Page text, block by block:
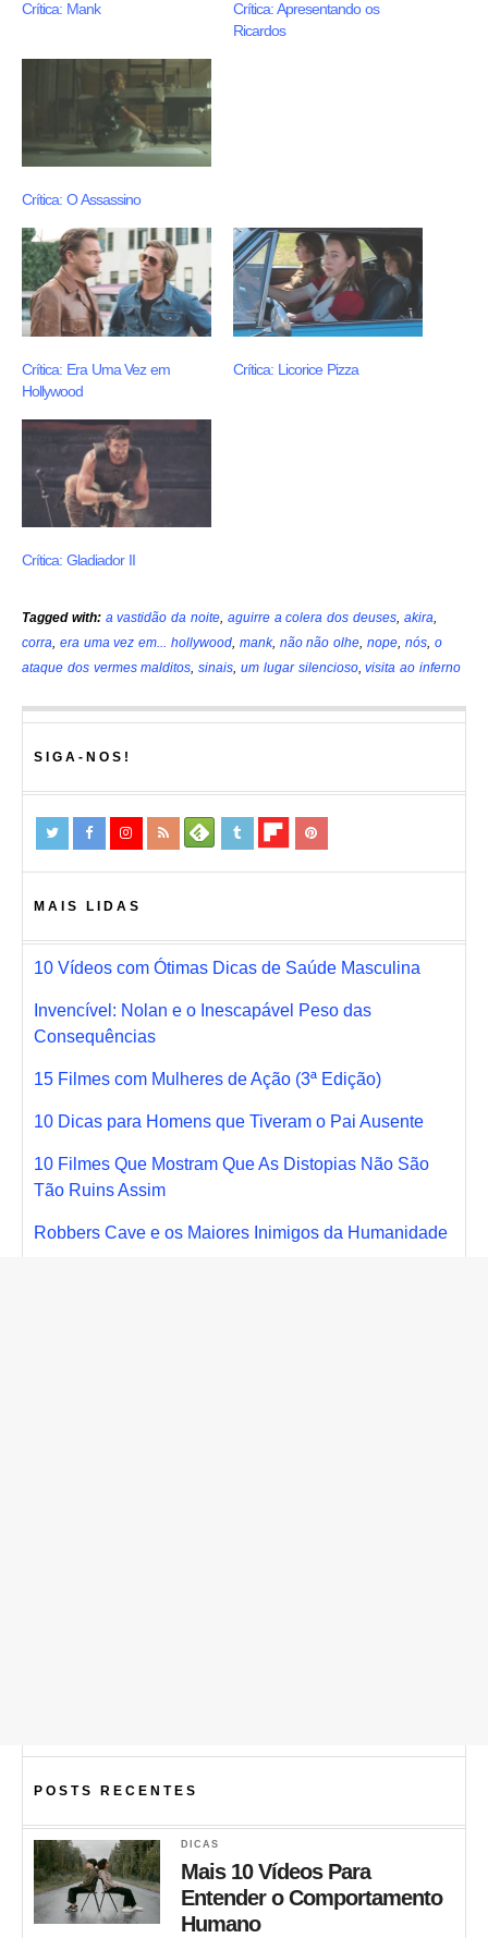
Crítica: Mank
Crítica: Apresentando os
Ricardos
Crítica: O Assassino
Crítica: Era Uma Vez em
Hollywood
Crítica: Licorice Pizza
Crítica: Gladiador II
Tagged with: a vastidão da noite, aguirre a colera dos deuses, akira,
corra, era uma vez em... hollywood, mank, não não olhe,nope, nós, o
ataque dos vermes malditos,sinais,um lugar silencioso,visita ao inferno
SIGA-NOS!
MAIS LIDAS
10 Vídeos com Ótimas Dicas de Saúde Masculina
Invencível: Nolan e o Inescapável Peso das
Consequências
15 Filmes com Mulheres de Ação (3ª Edição)
10 Dicas para Homens que Tiveram o Pai Ausente
10 Filmes Que Mostram Que As Distopias Não São
Tão Ruins Assim
Robbers Cave e os Maiores Inimigos da Humanidade
POSTS RECENTES
DICAS
Mais 10 Vídeos Para
Entender o Comportamento
Humano